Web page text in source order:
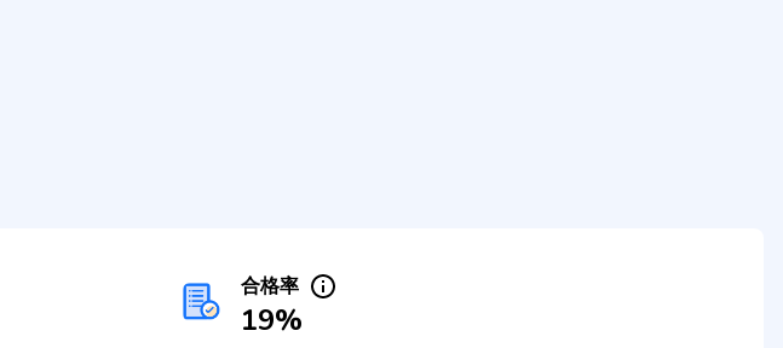
合格率
19%